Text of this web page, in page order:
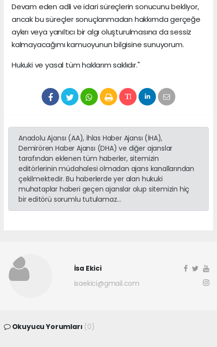
Devam eden adli ve idari süreçlerin sonucunu bekliyor,
ancak bu süreçler sonuçlanmadan hakkımda gerçeğe
aykırı veya yanıltıcı bir algı oluşturulmasına da sessiz
kalmayacağımı kamuoyunun bilgisine sunuyorum.
Hukuki ve yasal tüm haklarım saklıdır."
Anadolu Ajansı (AA), İhlas Haber Ajansı (İHA),
Demirören Haber Ajansı (DHA) ve diğer ajanslar
tarafından eklenen tüm haberler, sitemizin
editörlerinin müdahalesi olmadan ajans kanallarından
çekilmektedir. Bu haberlerde yer alan hukuki
muhataplar haberi geçen ajanslar olup sitemizin hiç
bir editörü sorumlu tutulamaz...
İsa Ekici
isaekici@gmail.com
Okuyucu Yorumları (0)